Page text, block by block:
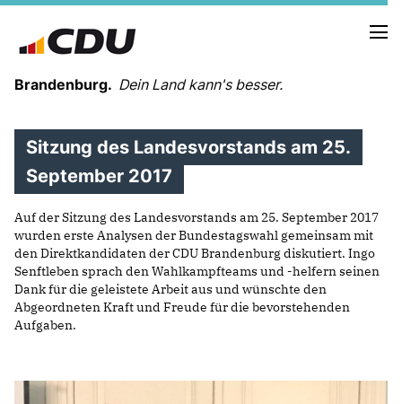
Brandenburg. Dein Land kann's besser.
MELDUNGEN
TERMINE
LANDESVORSTAND
LANDESGESCHÄFTSSTELLE
ORGANISATION
KREISVERBÄNDE
VEREINIGUNGEN UND SONDERORGANISATIONEN
PARTEIGESCHICHTE
Sitzung des Landesvorstands am 25.
September 2017
Auf der Sitzung des Landesvorstands am 25. September 2017
wurden erste Analysen der Bundestagswahl gemeinsam mit
den Direktkandidaten der CDU Brandenburg diskutiert. Ingo
Senftleben sprach den Wahlkampfteams und -helfern seinen
Dank für die geleistete Arbeit aus und wünschte den
Abgeordneten Kraft und Freude für die bevorstehenden
Aufgaben.